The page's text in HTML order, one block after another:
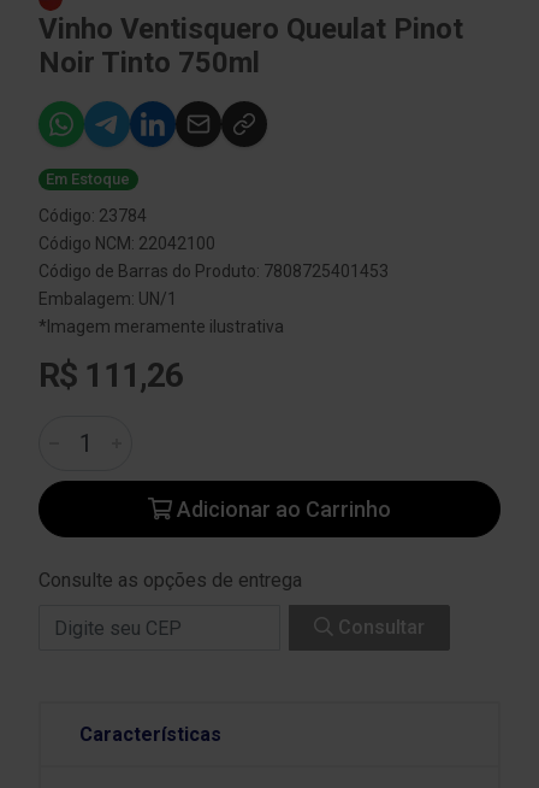
Vinho Ventisquero Queulat Pinot
Noir Tinto 750ml
Em Estoque
Código: 23784
Código NCM: 22042100
Código de Barras do Produto: 7808725401453
Embalagem: UN/1
*Imagem meramente ilustrativa
R$ 111,26
Adicionar ao Carrinho
Consulte as opções de entrega
Consultar
Características